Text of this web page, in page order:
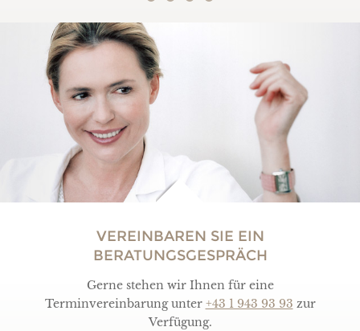
VEREINBAREN SIE EIN
BERATUNGSGESPRÄCH
Gerne stehen wir Ihnen für eine
Terminvereinbarung unter +43 1 943 93 93 zur
Verfügung.